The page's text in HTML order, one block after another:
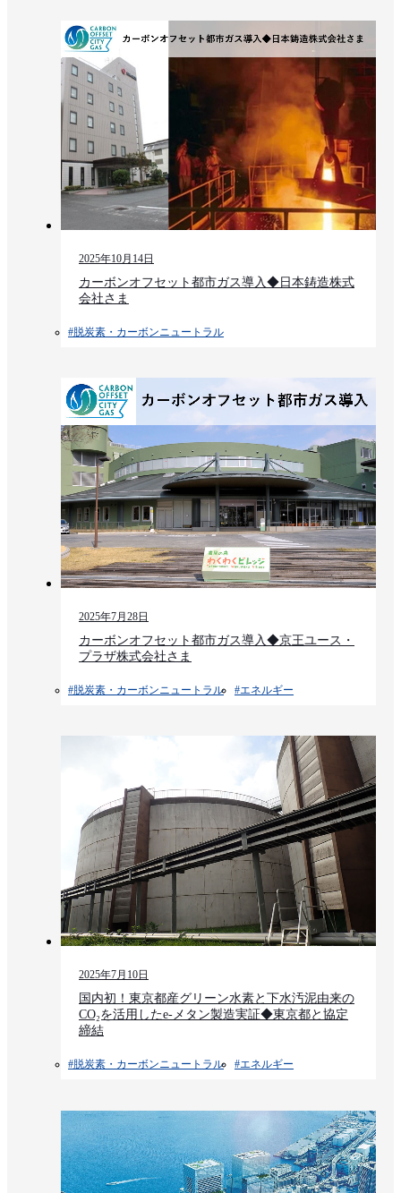
2025年10月14日
カーボンオフセット都市ガス導入◆日本鋳造株式
会社さま
#脱炭素・カーボンニュートラル
2025年7月28日
カーボンオフセット都市ガス導入◆京王ユース・
プラザ株式会社さま
#脱炭素・カーボンニュートラル #エネルギー
2025年7月10日
国内初！東京都産グリーン水素と下水汚泥由来の
CO₂を活用したe-メタン製造実証◆東京都と協定
締結
#脱炭素・カーボンニュートラル #エネルギー